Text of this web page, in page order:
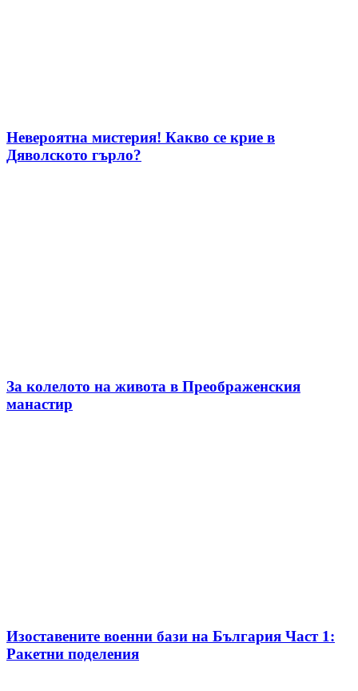
Невероятна мистерия! Какво се крие в
Дяволското гърло?
За колелото на живота в Преображенския
манастир
Изоставените военни бази на България Част 1:
Ракетни поделения